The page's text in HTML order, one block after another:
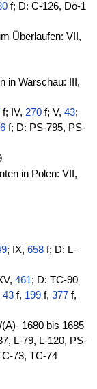
f; D: C-126, Dö-1
Überlaufen: VII,
in Warschau: III,
f; IV, 270 f; V,43;
f; D: PS-795, PS-
in Polen: VII,
; IX, 658f; D: L-
461; D: TC-90
43f, 199f, 377f,
1680 bis 1685
L-79, L-120, PS-
73, TC-74